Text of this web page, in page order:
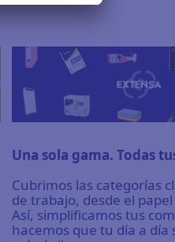
Una sola gama. Todas
Cubrimos las categorías
de trabajo, desde el papel
Así, simplificamos tus
hacemos que tu día a día